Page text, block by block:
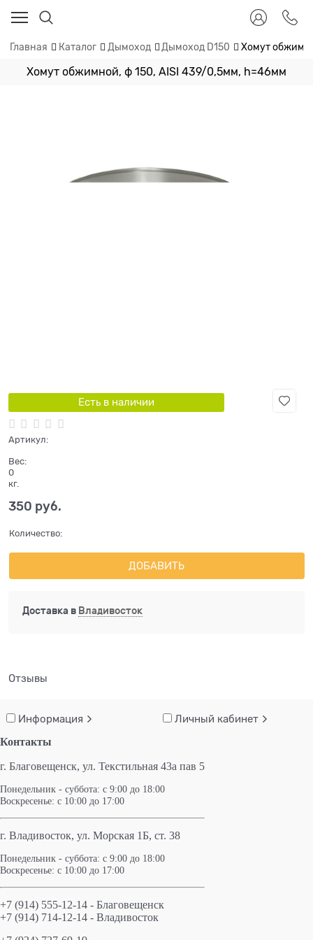
Главная Каталог Дымоход Дымоход D150 Хомут
Хомут обжимной, ф 150, AISI 439/0,5мм, h=46мм
Есть в наличии
Артикул:
Вес:
0
кг.
350 руб.
Количество:
ДОБАВИТЬ
Доставка в Владивосток
Отзывы
Информация Личный кабинет
Контакты
г. Благовещенск, ул. Текстильная 43а пав 5
Понедельник - суббота: с 9:00 до 18:00
Воскресенье: с 10:00 до 17:00
г. Владивосток, ул. Морская 1Б, ст. 38
Понедельник - суббота: с 9:00 до 18:00
Воскресенье: с 10:00 до 17:00
+7 (914) 555-12-14 - Благовещенск
+7 (914) 714-12-14 - Владивосток